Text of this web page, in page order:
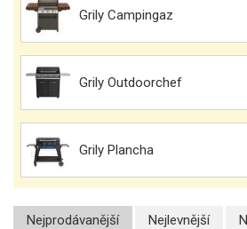
Grily Campingaz
Grily Outdoorchef
Grily Plancha
Nejprodávanější Nejlevnější